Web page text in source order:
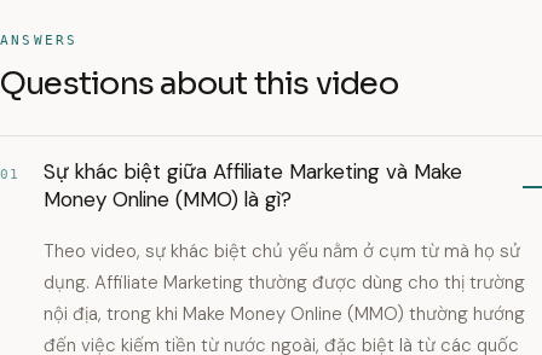
ANSWERS
Questions about this video
01
Sự khác biệt giữa Affiliate Marketing và Make
Money Online (MMO) là gì?
Theo video, sự khác biệt chủ yếu nằm ở cụm từ mà họ sử
dụng. Affiliate Marketing thường được dùng cho thị trường
nội địa, trong khi Make Money Online (MMO) thường hướng
đến việc kiếm tiền từ nước ngoài, đặc biệt là từ các quốc